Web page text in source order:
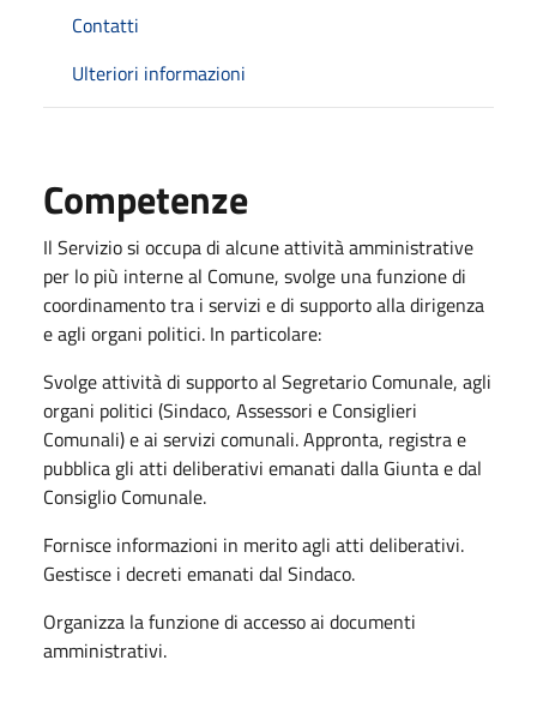
Contatti
Ulteriori informazioni
Competenze
Il Servizio si occupa di alcune attività amministrative
per lo più interne al Comune, svolge una funzione di
coordinamento tra i servizi e di supporto alla dirigenza
e agli organi politici. In particolare:
Svolge attività di supporto al Segretario Comunale, agli
organi politici (Sindaco, Assessori e Consiglieri
Comunali) e ai servizi comunali. Appronta, registra e
pubblica gli atti deliberativi emanati dalla Giunta e dal
Consiglio Comunale.
Fornisce informazioni in merito agli atti deliberativi.
Gestisce i decreti emanati dal Sindaco.
Organizza la funzione di accesso ai documenti
amministrativi.